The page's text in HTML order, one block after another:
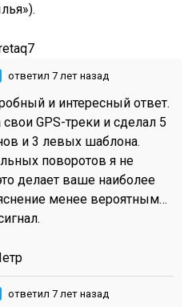
ответил 7 лет назад
и интересный ответ.
GPS-треки и сделал 5
и 3 левых шаблона.
поворотов я не
делает ваше наиболее
менее вероятным…
ответил 7 лет назад